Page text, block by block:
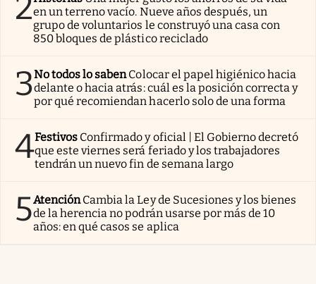
en un terreno vacío. Nueve años después, un
grupo de voluntarios le construyó una casa con
850 bloques de plástico reciclado
3No todos lo sabenColocar el papel higiénico hacia
delante o hacia atrás: cuál es la posición correcta y
por qué recomiendan hacerlo solo de una forma
4Festivos Confirmado y oficial | El Gobierno decretó
que este viernes será feriado y los trabajadores
tendrán un nuevo fin de semana largo
5AtenciónCambia la Ley de Sucesiones y los bienes
de la herencia no podrán usarse por más de 10
años: en qué casos se aplica